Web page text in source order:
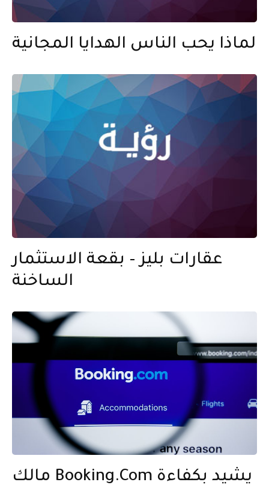
لماذا يحب الناس الهدايا المجانية
عقارات بليز – بقعة الاستثمار
الساخنة
مالك Booking.com يشيد بكفاءة